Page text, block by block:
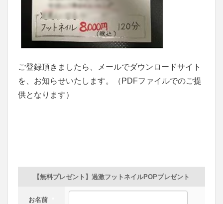
ご登録頂きましたら、メールでダウンロードサイト
を、お知らせいたします。（PDFファイルでのご提
供となります）
【無料プレゼント】過激フットネイルPOPプレゼント
お名前